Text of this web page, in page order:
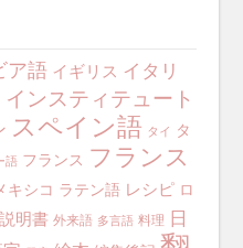
ア語 イギリス イタリ
ンスティテュート
スペイン語 タイ
タ
語 フランス フランス
キシコ ラテン語 レシピ ロ
明書 外来語 多言語 料理
日